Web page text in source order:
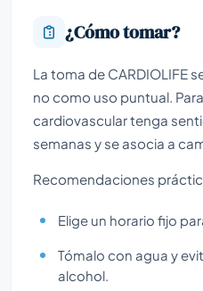
¿Cómo tomar?
La toma de CARDIOLIFE
no como uso puntual.
cardiovascular tenga
semanas y se asocia a
Recomendaciones
Elige un horario fijo
Tómalo con agua y
alcohol.